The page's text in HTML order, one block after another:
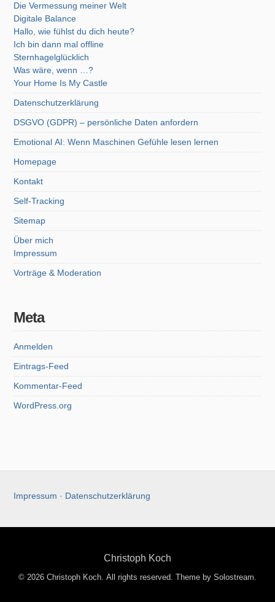
Die Vermessung meiner Welt
Digitale Balance
Hallo, wie fühlst du dich heute?
Ich bin dann mal offline
Sternhagelglücklich
Was wäre, wenn …?
Your Home Is My Castle
Datenschutzerklärung
DSGVO (GDPR) – persönliche Daten anfordern
Emotional AI: Wenn Maschinen Gefühle lesen lernen
Homepage
Kontakt
Self-Tracking
Sitemap
Über mich
Impressum
Vorträge & Moderation
Meta
Anmelden
Eintrags-Feed
Kommentar-Feed
WordPress.org
Impressum · Datenschutzerklärung
Christoph Koch
© 2026 Christoph Koch. All rights reserved. Theme by Solostream.